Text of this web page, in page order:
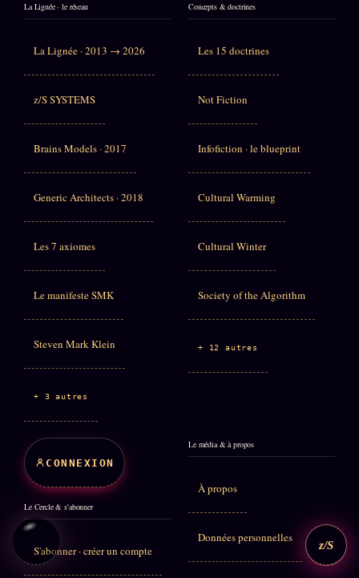
z/S
La Lignée · le réseau
La Lignée · 2013 → 2026
z/S SYSTEMS
Brains Models · 2017
Generic Architects · 2018
Les 7 axiomes
Le manifeste SMK
Steven Mark Klein
+ 3 autres
Concepts & doctrines
Les 15 doctrines
Not Fiction
Infofiction · le blueprint
Cultural Warming
Cultural Winter
Society of the Algorithm
+ 12 autres
CONNEXION
Le Cercle & s'abonner
S'abonner · créer un compte
Le média & à propos
À propos
Données personnelles